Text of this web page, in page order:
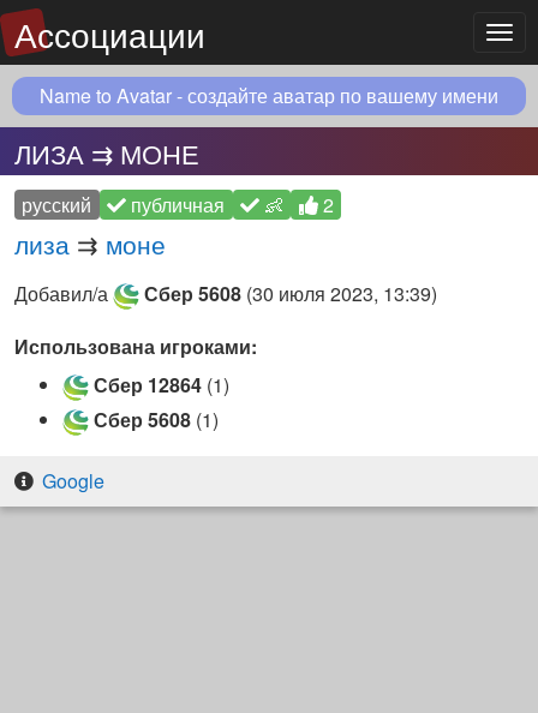
Ассоциации
Name to Avatar - создайте аватар по вашему имени
ЛИЗА ⇉ МОНЕ
русский публичная 👶 2
лиза ⇉ моне
Добавил/а Сбер 5608 (30 июля 2023, 13:39)
Использована игроками:
Сбер 12864 (1)
Сбер 5608 (1)
Google